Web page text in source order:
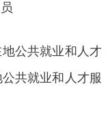
公共就业和人才
共就业和人才服